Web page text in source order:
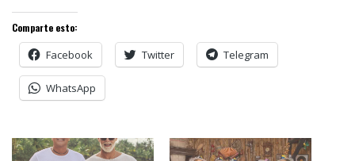
Comparte esto:
Facebook Twitter Telegram
WhatsApp